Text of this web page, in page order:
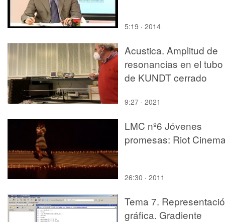
5:19 · 2014
Acustica. Amplitud de
resonancias en el tubo
de KUNDT cerrado
9:27 · 2021
LMC nº6 Jóvenes
promesas: Riot
26:30 · 2011
Tema 7.
gráfica. Gradiente